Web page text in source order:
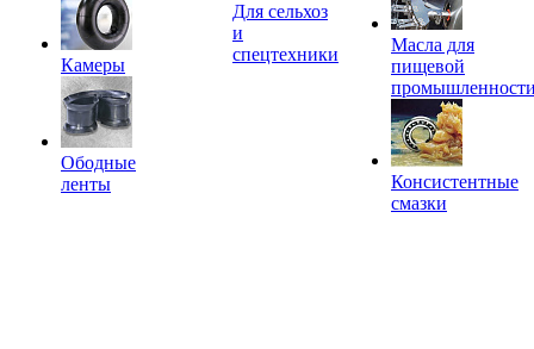
Камеры
Ободные
ленты
Для сельхоз
и
спецтехники
Масла для
пищевой
Консистентные
смазки